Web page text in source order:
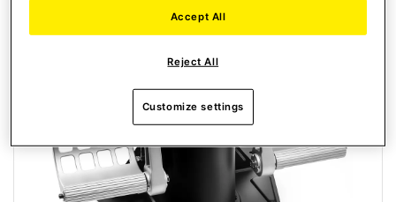
Reject All
Accept All
Customize settings